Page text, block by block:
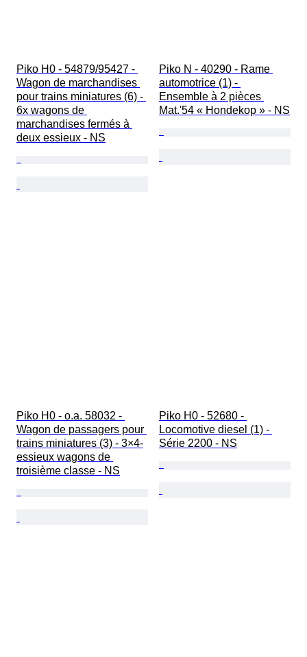
Piko H0 - 54879/95427 -
Wagon de marchandises
pour trains miniatures (6) -
6x wagons de
marchandises fermés à
deux essieux - NS
Piko N - 40290 - Rame
automotrice (1) -
Ensemble à 2 pièces
Mat.'54 « Hondekop » - NS
Piko H0 - o.a. 58032 -
Wagon de passagers pour
trains miniatures (3) - 3×4-
essieux wagons de
troisième classe - NS
Piko H0 - 52680 -
Locomotive diesel (1) -
Série 2200 - NS